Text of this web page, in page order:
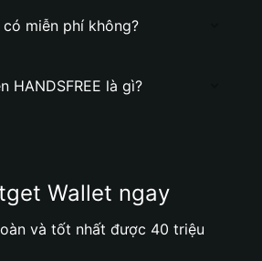
có miễn phí không?
HANDSFREE là gì?
Wallet ngay
và tốt nhất được 40 triệu